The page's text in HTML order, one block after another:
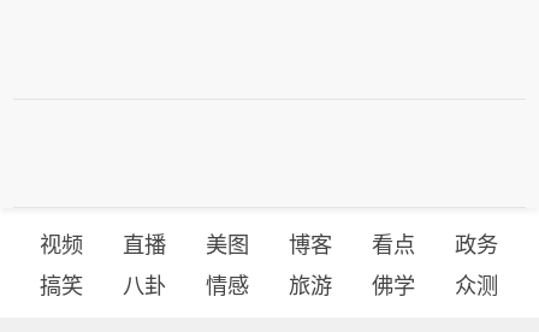
视频 直播 美图 博客 看点
政务
搞笑
八卦 情感 旅游 佛学 众测